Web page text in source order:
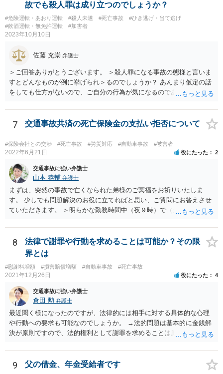
故でも殺人罪は成り立つのでしょうか？
#危険運転・あおり運転 #殺人未遂 #死亡事故
#ひき逃げ・当て逃げ
#飲酒運転・無免許運転
#加害者
2023年10月10日
佐藤 充崇 弁護士
＞ご回答ありがとうございます。 ＞殺人罪になる事故の態様と言いま
すとどんなものが例に挙げられ＞るのでしょうか？ あんまり仮定の話
をしても仕方がないので、ご自分の行為が気になるのであれば、何を
か、直接弁護士に相談に行くかしたほうがいいと思います。 殺人罪に
なりうる事故の態様だと、自転車が改造自転車か何かで時速１００キ
と思いますので、殺人罪が成立しえますが・・・ 思いつく限りの例を
全て挙げるのは不可能ではあります。 ＞私は決して人を殺そうと思っ
て危険な運転をしたわけではありま＞せん。 殺人罪の故意は、「自分
の危険な運転で誰か人が死んでも構わない」くらいで成立します。そ
して自分でそう思っていなくても、客観的に人が死んでもおかしくな
い危険行為を、危険だと知っていてやると故意は認められてしまう可
能性が高いです。人を殺そうという意欲までは不要です。
7 交通事故共済の死亡保険金の支払い拒否について
#保険会社との交渉 #死亡事故 #労災対応 #自動車事故 #被害者
2022年6月21日 役にたった 2
交通事故に強い弁護士
山本 恭輔 弁護士
まずは、突然の事故で亡くなられた弟様のご冥福をお祈りいたしま
す。 少しでも問題解決のお役に立てればと思い、ご質問にお答えさせ
ていただきます。 ＞明らかな勤務時間中（夜９時）で（元従業員の証
相手方の言い分は通るのでしょうか？ 勿論、正式に支払い拒否となれ
ば、裁判になると思いますが、勝算はありますか？ →共済組合の対応
はやや硬直的なように感じますが、相手方の言い分が通るか、そして
その裏返しとして裁判での勝算があるかは、共済約款などに規定され
ている給付金の支給要件や、証拠の有無によってきますので、この掲
示板では最終的な回答というのは難しいと思われます。 金額も大き
く、非常に重要な件かと思いますので、今後の方針の検討も含め一度
面談にて法律相談をされることをおすすめします。
8
法律で謝罪や行動を求めることは可能か？その限
界とは
#慰謝料増額 #損害賠償増額 #自動車事故 #死亡事故
2021年12月26日 役にたった 4
交通事故に強い弁護士
倉田 勲 弁護士
最近聞く様になったのですが、法律的には相手に対する具体的な心理
や行動への要求も可能なのでしょうか。 →法的問題は基本的に金銭解
決が原則ですので、法的権利として謝罪を求めることは原則としてで
書に相手の合意の下で謝罪の文言を入れることはあります。それ以上
に相手に謝罪を強制することはできません。
9 父の借金、年金受給者です